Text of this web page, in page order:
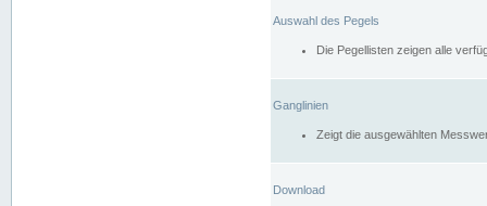
Auswahl des Pegels
Die Pegellisten zeigen alle
Ganglinien
Zeigt die ausgewählten
Download